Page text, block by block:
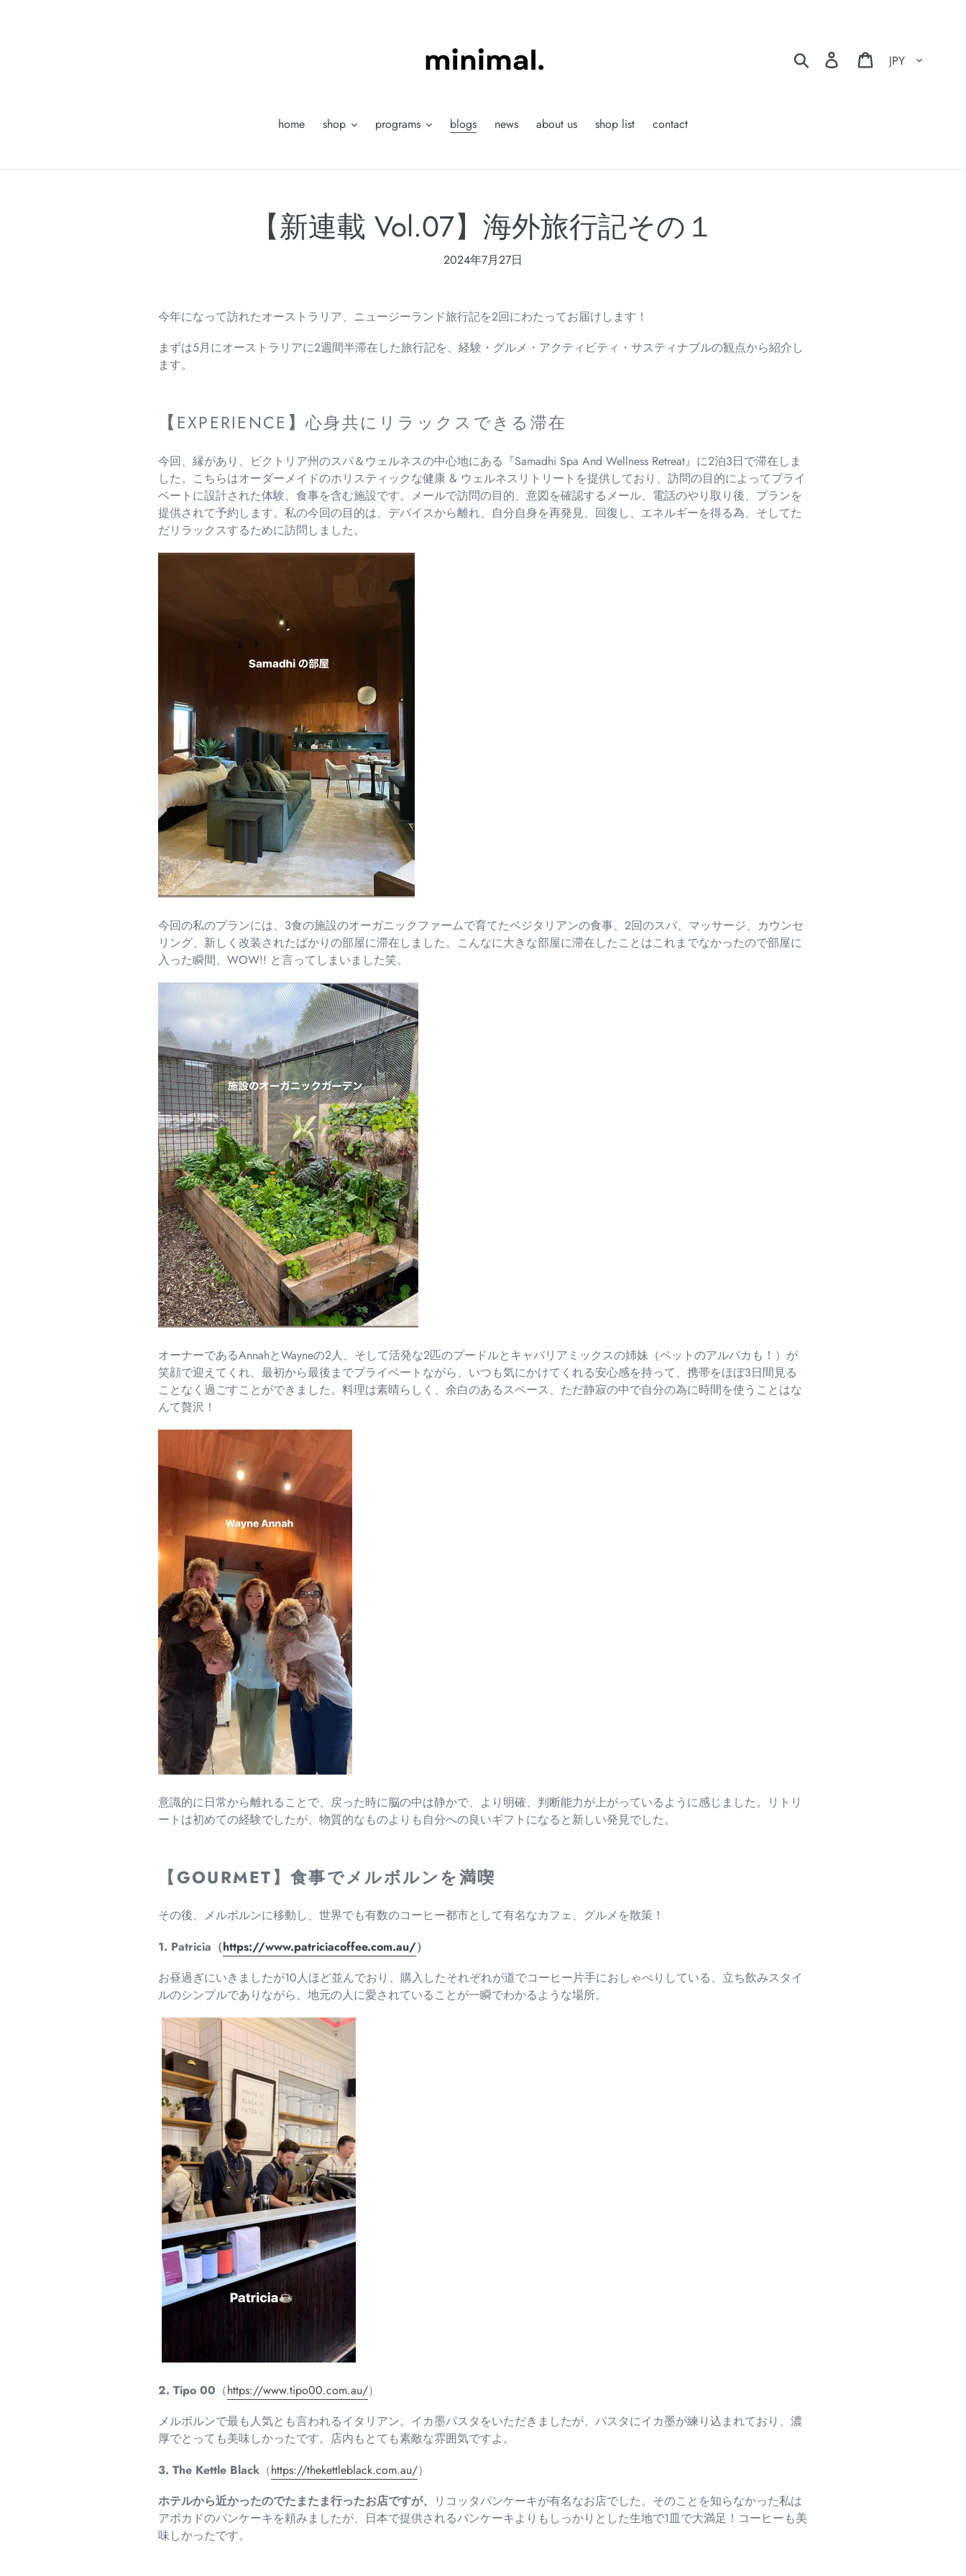
検索 ログイン カート
home shop programs blogs news about us shop list contact
【新連載 Vol.07】海外旅行記その１
2024年7月27日
今年になって訪れたオーストラリア、 ニュージーランド旅行記を2回にわたってお届けします！
まずは5月にオーストラリアに2週間半滞在した旅行記を、経験・グルメ・アクティビティ・サスティナブルの観点から紹介し
ます。
【EXPERIENCE 】 心身共にリラックスできる滞在
今回、縁があり、ビクトリア州のスパ＆ ウェルネスの中心地にある『Samadhi Spa And Wellness Retreat』に2泊3日で滞在しま
した。 こちらはオーダーメイドのホリスティックな健康 & ウェルネスリトリートを提供しており、訪問の目的によってプライ
ベートに設計された体験、食事を含む施設です。メールで訪問の目的、意図を確認するメール、電話のやり取り後、 プランを
提供されて予約します。私の今回の目的は、 デバイスから離れ、自分自身を再発見、回復し、 エネルギーを得る為、 そしてた
だリラックスするために訪問しました。
今回の私のプランには、 3食の施設のオーガニックファームで育てたベジタリアンの食事、2回のスパ、マッサージ、カウンセ
リング、新しく改装されたばかりの部屋に滞在しました。 こんなに大きな部屋に滞在したことはこれまでなかったので部屋に
入った瞬間、WOW!! と言ってしまいました笑。
オーナーであるAnnahとWayneの2人、 そして活発な2匹のプードルとキャバリアミックスの姉妹（ペットのアルパカも！）が
笑顔で迎えてくれ、最初から最後までプライベートながら、 いつも気にかけてくれる安心感を持って、携帯をほぼ3日間見る
ことなく過ごすことができました。料理は素晴らしく、余白のあるスペース、 ただ静寂の中で自分の為に時間を使うことはな
んて贅沢！
意識的に日常から離れることで、戻った時に脳の中は静かで、 より明確、判断能力が上がっているように感じました。
リトリ
ートは初めての経験でしたが、物質的なものよりも自分への良いギフトになると新しい発見でした。
【GOURMET】食事でメルボルンを満喫
その後、メルボルンに移動し、世界でも有数のコーヒー都市として有名なカフェ、グルメを散策！
1. Patricia（https://www.patriciacoffee.com.au/）
お昼過ぎにいきましたが10人ほど並んでおり、購入したそれぞれが道でコーヒー片手におしゃべりしている、立ち飲みスタイ
ルのシンプルでありながら、地元の人に愛されていることが一瞬でわかるような場所。
2. Tipo 00 （https://www.tipo00.com.au/）
メルボルンで最も人気とも言われるイタリアン。 イカ墨パスタをいただきましたが、パスタにイカ墨が練り込まれており、濃
厚でとっても美味しかったです。 店内もとても素敵な雰囲気ですよ。
3. The Kettle Black （https://thekettleblack.com.au/）
ホテルから近かったのでたまたま行ったお店ですが、 リコッタパンケーキが有名なお店でした。 そのことを知らなかった私は
アボカドのパンケーキを頼みましたが、 日本で提供されるパンケーキよりもしっかりとした生地で1皿で大満足！コーヒーも美
味しかったです。